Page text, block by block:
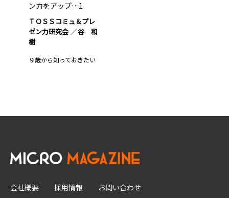
ン力をアップ…1
ＴＯＳＳコミュ＆プレ
ゼン力研究会
谷 和
樹
９歳から知っておきたい
会社概要 採用情報
お問い合わせ